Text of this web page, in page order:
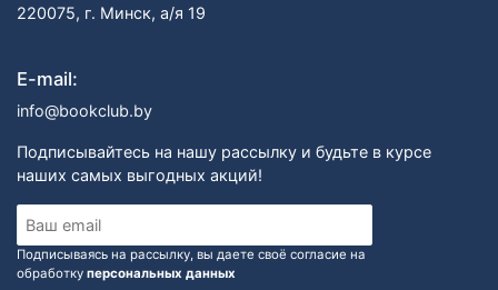
220075, г. Минск, а/я 19
E-mail:
info@bookclub.by
Подписывайтесь на нашу рассылку и будьте в курсе
наших самых выгодных акций!
Подписываясь на рассылку, вы даете своё согласие на
обработку персональных данных